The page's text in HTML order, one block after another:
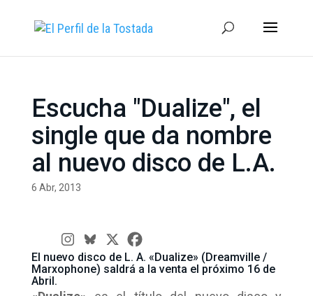
Escucha "Dualize", el
single que da nombre
al nuevo disco de L.A.
6 Abr, 2013
El nuevo disco de L. A. «Dualize» (Dreamville /
Marxophone) saldrá a la venta el próximo 16 de
Abril.